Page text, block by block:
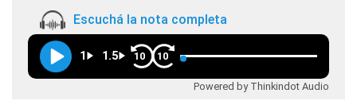
Escuchá la nota completa
1 1.5 10 10
Powered by Thinkindot Audio